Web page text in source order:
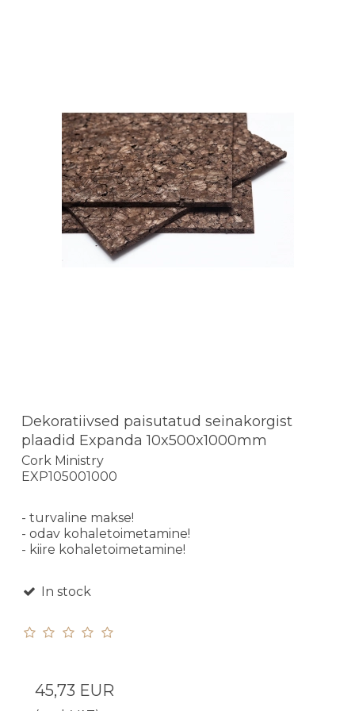
Dekoratiivsed paisutatud seinakorgist
plaadid Expanda 10x500x1000mm
Cork Ministry
EXP105001000
- turvaline makse!
- odav kohaletoimetamine!
- kiire kohaletoimetamine!
In stock
45,73 EUR